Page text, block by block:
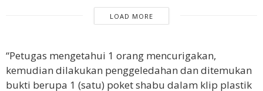
LOAD MORE
“Petugas mengetahui 1 orang mencurigakan,
kemudian dilakukan penggeledahan dan ditemukan
bukti berupa 1 (satu) poket shabu dalam klip plastik